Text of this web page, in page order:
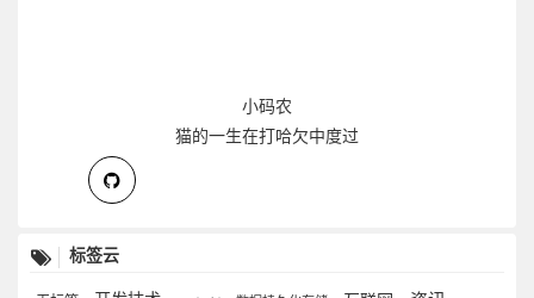
小码农
猫的一生在打哈欠中度过
标签云